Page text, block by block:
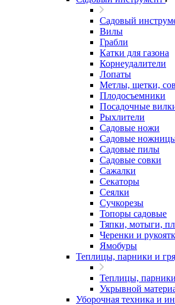
Садовый
Вилы
Грабли
Катки для газона
Корнеудалители
Лопаты
Метлы, щетки,
Плодосъемники
Посадочные
Рыхлители
Садовые ножи
Садовые
Садовые пилы
Садовые совки
Сажалки
Секаторы
Сеялки
Сучкорезы
Топоры садовые
Тяпки, мотыги,
Черенки и
Ямобуры
Теплицы, парники и
Теплицы,
Укрывной
Уборочная техника и